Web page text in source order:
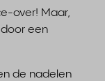
over! Maar,
door een
de nadelen